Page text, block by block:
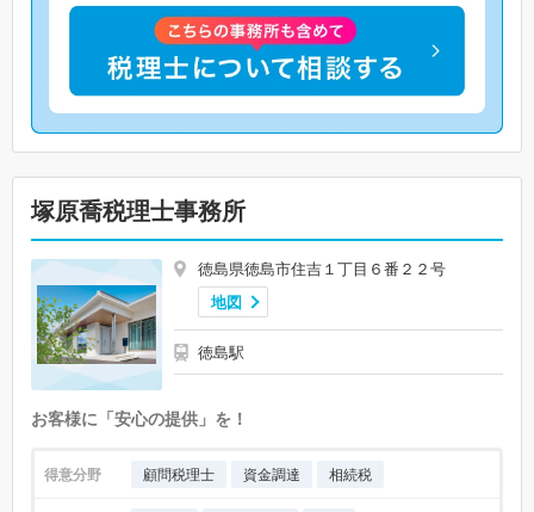
塚原喬税理士事務所
徳島県徳島市住吉１丁目６番２２号
地図
徳島駅
お客様に「安心の提供」を！
得意分野 顧問税理士 資金調達 相続税